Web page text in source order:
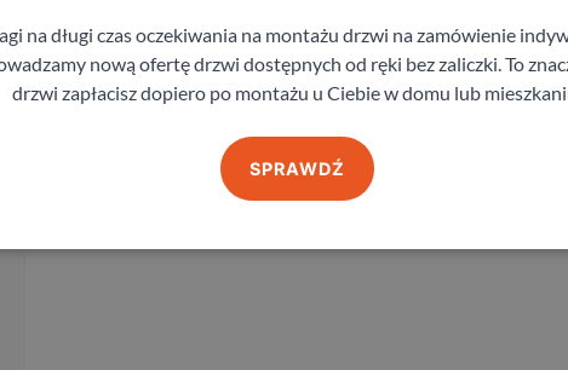
na długi czas oczekiwania na montażu drzwi na zamówienie
nową ofertę drzwi dostępnych od ręki bez zaliczki. To
drzwi zapłacisz dopiero po montażu u Ciebie w domu lub
SPRAWDŹ